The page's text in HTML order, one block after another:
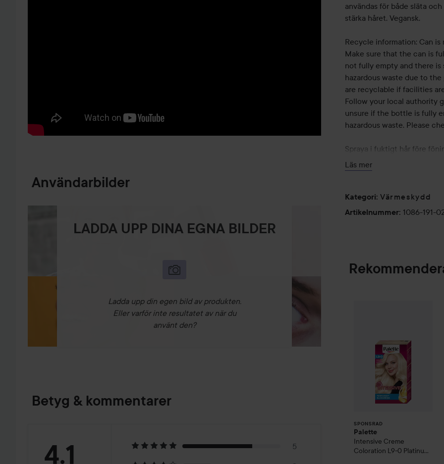
Användarbilder
LADDA UPP DINA EGNA BILDER
Ladda upp din egen bild av produkten.
Eller varför inte resultatet av när du
använt den?
Betyg & kommentarer
Betyg:
4.1
5
användas för både släta
stärka håret. Vegansk.
Recycle information: Can
Make sure that the can is
not fully empty and there
hazardous waste due to
are recyclable if facilities
Follow your local authority
unsure if the bottle is fully
hazardous waste. Please
Spraya i fuktigt hår före
200 ml
Läs mer
Kategori: Värmeskydd
Artikelnummer: 1086-191-
SPONSRAD
Palette
Intensive Creme
Coloration L9-0 Platinum